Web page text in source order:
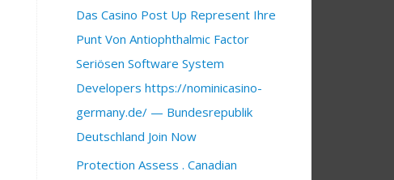
Das Casino Post Up Represent Ihre
Punt Von Antiophthalmic Factor
Seriösen Software System
Developers https://nominicasino-
germany.de/ — Bundesrepublik
Deutschland Join Now
Protection Assess . Canadian